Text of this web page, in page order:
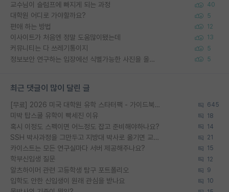
교수님이 슬럼프에 빠지게 되는 과정 40
대학원 어디로 가야할까요? 5
편애 하는 방법 12
이사이트가 처음엔 정말 도움많이됐는데 13
커뮤니티는 다 쓰레기통이지 5
정보보안 연구하는 입장에선 식별가능한 사진을 올리는건 비추이긴함 5
최근 댓글이 많이 달린 글
[무료] 2026 미국 대학원 유학 스타터팩 - 가이드북 & 합격자 컨택메일 템플릿 645
미박 탑스쿨 유학이 빡세진 이유 18
혹시 이정도 스펙이면 어느정도 잡고 준비해야하나요? 14
SSH 박사과정을 그만두고 지방대 박사로 옮기면 교수의 꿈은 끝일까요? 21
카이스트는 모든 연구실마다 서버 제공해주나요? 15
학부신입생 질문 12
알츠하이머 관련 고등학생 탐구 포트폴리오 9
입학도 안한 신입생이 원래 관심을 받나요 10